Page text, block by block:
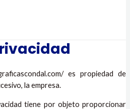
es propiedad de
la empresa.
tiene por objeto proporcionar